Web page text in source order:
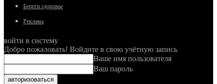
Береги здоровье
Реклама
войти в систему
Добро пожаловать! Войдите в свою учётную запись
Ваше имя пользователя
Ваш пароль